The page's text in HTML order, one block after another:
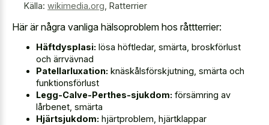
Källa: wikimedia.org Ratterrier
Här är några vanliga hälsoproblem hos råttterrier:
Häftdysplasi: lösa höftledar, smärta, broskförlust
och ärrvävnad
Patellarluxation: knäskålsförskjutning, smärta och
funktionsförlust
Legg-Calve-Perthes-sjukdom: försämring av
lårbenet, smärta
Hjärtsjukdom: hjärtproblem, hjärtklappar